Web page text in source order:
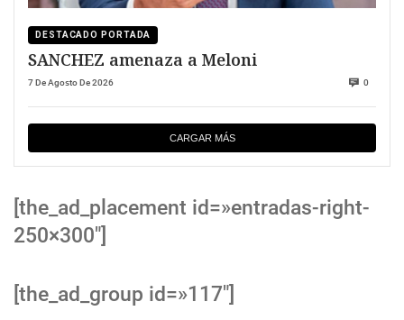
DESTACADO PORTADA
SANCHEZ amenaza a Meloni
7 De Agosto De 2026 0
CARGAR MÁS
[the_ad_placement id=»entradas-right-
250×300″]
[the_ad_group id=»117″]